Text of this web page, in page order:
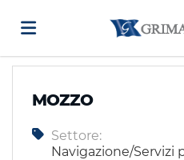
Offerte
MOZZO
Settore:
Navigazione/Servizi